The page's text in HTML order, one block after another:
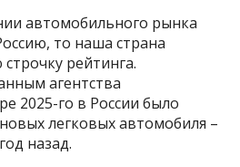
автомобильного рынка
то наша страна
рейтинга.
агентства
2025-го в России было
легковых автомобиля –
назад.